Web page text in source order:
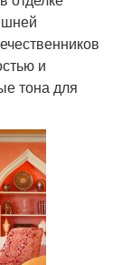
и
тона для